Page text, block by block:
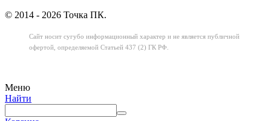
© 2014 - 2026 Точка ПК.
Сайт носит сугубо информационный характер и не является публичной
офертой, определяемой Статьей 437 (2) ГК РФ.
Меню
Найти